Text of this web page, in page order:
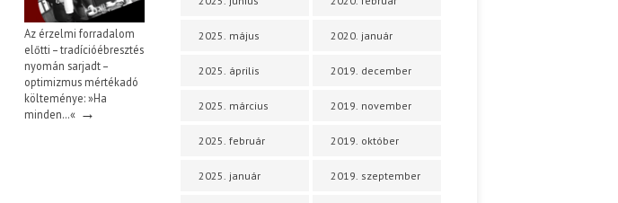
Az érzelmi forradalom
előtti – tradícióébresztés
nyomán sarjadt –
optimizmus mértékadó
költeménye: »Ha
minden…« →
2025. május
2025. április
2025. március
2025. február
2025. január
2020. január
2019. december
2019. november
2019. október
2019. szeptember